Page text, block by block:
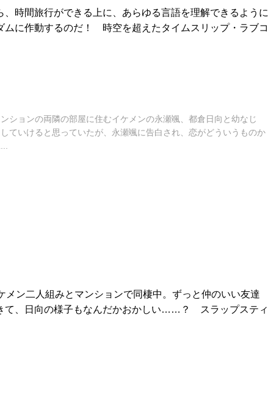
時間旅行ができる上に、あらゆる言語を理解できるように
ムに作動するのだ！ 時空を超えたタイムスリップ・ラブコ
ションの両隣の部屋に住むイケメンの永瀬颯、都倉日向と幼なじ
ていけると思っていたが、永瀬颯に告白され、恋がどういうものか
ン二人組みとマンションで同棲中。ずっと仲のいい友達
て、日向の様子もなんだかおかしい……？ スラップスティ